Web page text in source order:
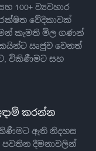
100+ ව්‍යවහාර
වේදිකාවක්
කැමති මිල ගණන්
ඍජුව වෙනත්
විකිණීමට සහ
කරන්න
ඇති නිදහස
පවතින දීමනාවලින්